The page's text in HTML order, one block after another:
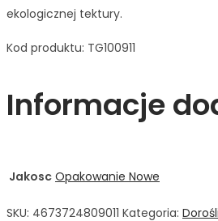
ekologicznej tektury.
Kod produktu: TG100911
Informacje
Jakosc Opakowanie Nowe
SKU: 4673724809011 Kategoria: Dorośli